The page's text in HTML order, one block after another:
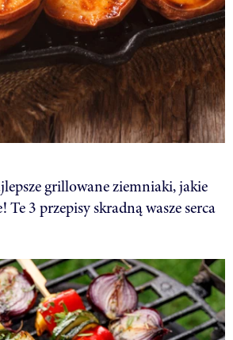
grillowane ziemniaki, jakie
3 przepisy skradną wasze serca